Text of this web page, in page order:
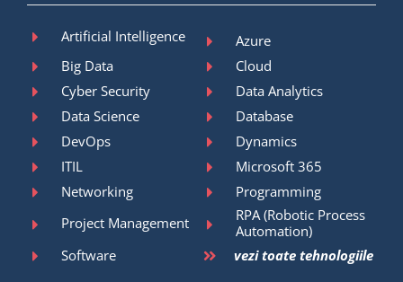
Artificial Intelligence
Azure
Big Data
Cloud
Cyber Security
Data Analytics
Data Science
Database
DevOps
Dynamics
ITIL
Microsoft 365
Networking
Programming
Project Management
RPA (Robotic Process
Automation)
Software
vezi toate tehnologiile